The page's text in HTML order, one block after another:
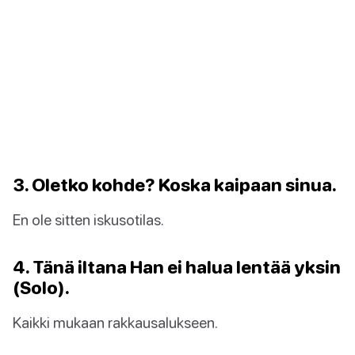
3. Oletko kohde? Koska kaipaan sinua.
En ole sitten iskusotilas.
4. Tänä iltana Han ei halua lentää yksin
(Solo).
Kaikki mukaan rakkausalukseen.